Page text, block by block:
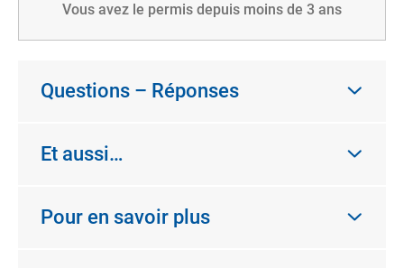
Vous avez le permis depuis moins de 3 ans
Questions – Réponses
Et aussi…
Pour en savoir plus